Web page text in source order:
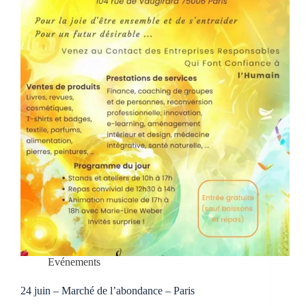
Evénements
24 juin – Marché de l’abondance – Paris